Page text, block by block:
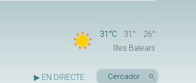
31°C 31°
26°
Illes Balears
▶ EN DIRECTE